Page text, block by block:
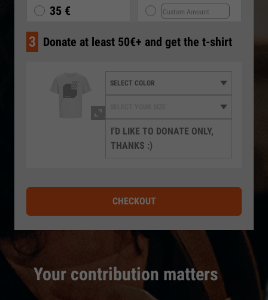
Your contribution matters
35 €
3 Donate at least 50€+ and get the t-shirt
I'D LIKE TO DONATE ONLY,
THANKS :)
CHECKOUT